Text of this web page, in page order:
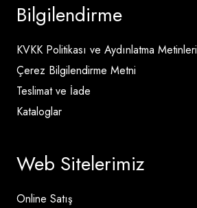
Bilgilendirme
KVKK Politikası ve Aydınlatma Metinleri
Çerez Bilgilendirme Metni
Teslimat ve İade
Kataloglar
Web Sitelerimiz
Online Satış